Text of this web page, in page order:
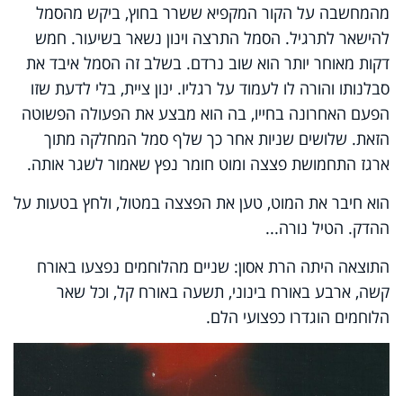
מהמחשבה על הקור המקפיא ששרר בחוץ, ביקש מהסמל
להישאר לתרגיל. הסמל התרצה וינון נשאר בשיעור. חמש
דקות מאוחר יותר הוא שוב נרדם. בשלב זה הסמל איבד את
סבלנותו והורה לו לעמוד על רגליו. ינון ציית, בלי לדעת שזו
הפעם האחרונה בחייו, בה הוא מבצע את הפעולה הפשוטה
הזאת. שלושים שניות אחר כך שלף סמל המחלקה מתוך
ארגז התחמושת פצצה ומוט חומר נפץ שאמור לשגר אותה.
הוא חיבר את המוט, טען את הפצצה במטול, ולחץ בטעות על
ההדק. הטיל נורה...
התוצאה היתה הרת אסון: שניים מהלוחמים נפצעו באורח
קשה, ארבע באורח בינוני, תשעה באורח קל, וכל שאר
הלוחמים הוגדרו כפצועי הלם.